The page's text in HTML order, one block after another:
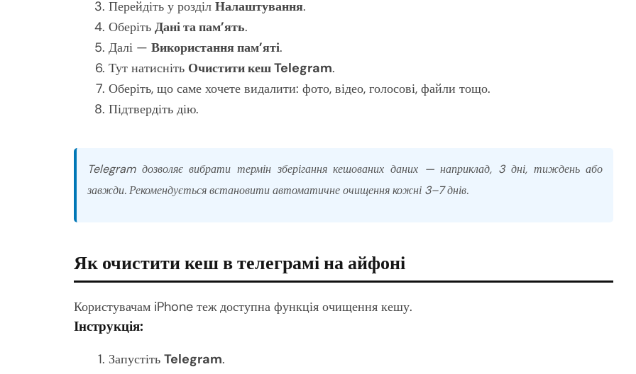
Перейдіть у розділ Налаштування.
Оберіть Дані та пам’ять.
Далі — Використання пам’яті.
Тут натисніть Очистити кеш Telegram.
Оберіть, що саме хочете видалити: фото, відео, голосові, файли тощо.
Підтвердіть дію.
Telegram дозволяє вибрати термін зберігання кешованих даних — наприклад, 3 дні, тиждень або
завжди. Рекомендується встановити автоматичне очищення кожні 3–7 днів.
Як очистити кеш в телеграмі на айфоні
Користувачам iPhone теж доступна функція очищення кешу.
Інструкція:
Запустіть Telegram.